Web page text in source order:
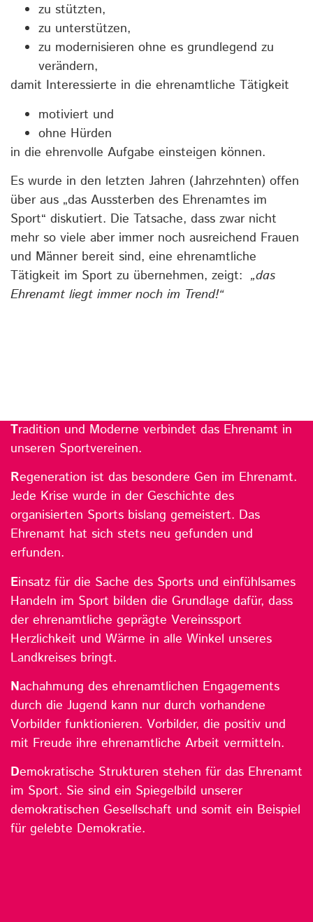
zu stützten,
zu unterstützen,
zu modernisieren ohne es grundlegend zu
verändern,
damit Interessierte in die ehrenamtliche Tätigkeit
motiviert und
ohne Hürden
in die ehrenvolle Aufgabe einsteigen können.
Es wurde in den letzten Jahren (Jahrzehnten) offen
über aus „das Aussterben des Ehrenamtes im
Sport“ diskutiert. Die Tatsache, dass zwar nicht
mehr so viele aber immer noch ausreichend Frauen
und Männer bereit sind, eine ehrenamtliche
Tätigkeit im Sport zu übernehmen, zeigt:„das
Ehrenamt liegt immer noch im Trend!“
Tradition und Moderne verbindet das Ehrenamt in
unseren Sportvereinen.
Regeneration ist das besondere Gen im Ehrenamt.
Jede Krise wurde in der Geschichte des
organisierten Sports bislang gemeistert. Das
Ehrenamt hat sich stets neu gefunden und
erfunden.
Einsatz für die Sache des Sports und einfühlsames
Handeln im Sport bilden die Grundlage dafür, dass
der ehrenamtliche geprägte Vereinssport
Herzlichkeit und Wärme in alle Winkel unseres
Landkreises bringt.
Nachahmung des ehrenamtlichen Engagements
durch die Jugend kann nur durch vorhandene
Vorbilder funktionieren. Vorbilder, die positiv und
mit Freude ihre ehrenamtliche Arbeit vermitteln.
Demokratische Strukturen stehen für das Ehrenamt
im Sport. Sie sind ein Spiegelbild unserer
demokratischen Gesellschaft und somit ein Beispiel
für gelebte Demokratie.